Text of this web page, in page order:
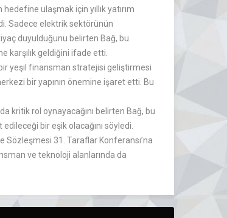
ulaşmak için yıllık yatırım
Sadece elektrik sektörünün
duyulduğunu belirten Bağ, bu
karşılık geldiğini ifade etti.
yeşil finansman stratejisi geliştirmesi
bir yapının önemine işaret etti. Bu
kritik rol oynayacağını belirten Bağ, bu
bir eşik olacağını söyledi.
Sözleşmesi 31. Taraflar Konferansı’na
ve teknoloji alanlarında da